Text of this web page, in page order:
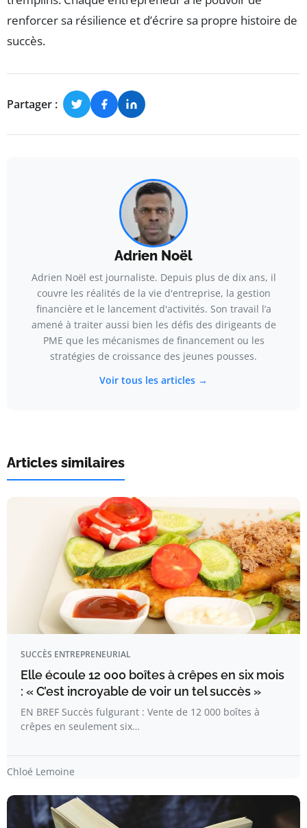
renforcer sa résilience et d’écrire sa propre histoire de
succès.
Partager :
Adrien Noël
Adrien Noël est journaliste. Depuis plus de dix ans, il
couvre les réalités de la vie d'entreprise, la gestion
financière et le lancement d'activités. Son travail l’a
amené à traiter aussi bien les défis des dirigeants de
PME que les mécanismes de financement ou les
stratégies de croissance des jeunes pousses.
Voir tous les articles →
Articles similaires
SUCCÈS ENTREPRENEURIAL
Elle écoule 12 000 boîtes à crêpes en six mois
: « C’est incroyable de voir un tel succès »
EN BREF Succès fulgurant : Vente de 12 000 boîtes à
crêpes en seulement six…
Chloé Lemoine